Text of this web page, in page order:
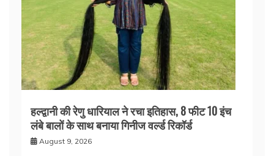
हल्द्वानी की रेणु धारियाल ने रचा इतिहास, 8 फीट 10 इंच
लंबे बालों के साथ बनाया गिनीज वर्ल्ड रिकॉर्ड
August 9, 2026